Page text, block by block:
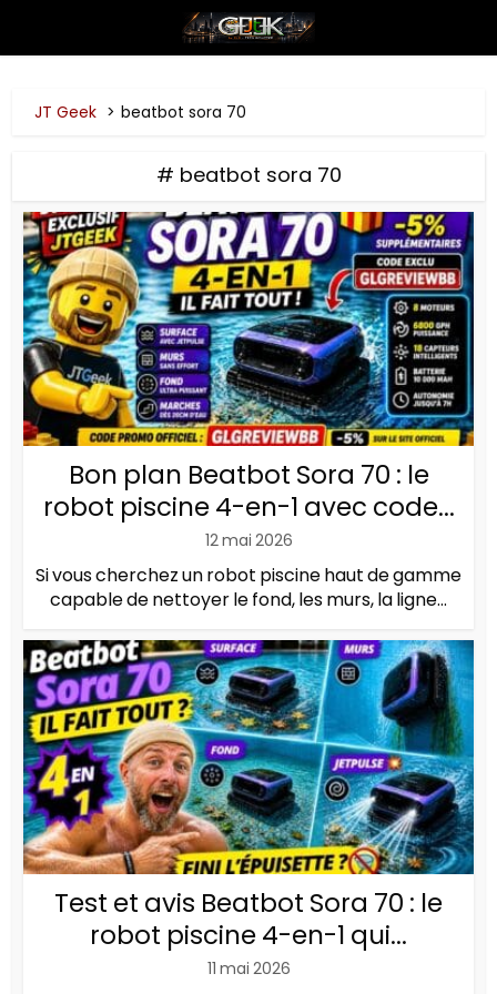
JT Geek beatbot sora 70
# beatbot sora 70
Bon plan Beatbot Sora 70 : le
robot piscine 4-en-1 avec code...
12 mai 2026
Si vous cherchez un robot piscine haut de gamme
capable de nettoyer le fond, les murs, la ligne...
Test et avis Beatbot Sora 70 : le
robot piscine 4-en-1 qui...
11 mai 2026